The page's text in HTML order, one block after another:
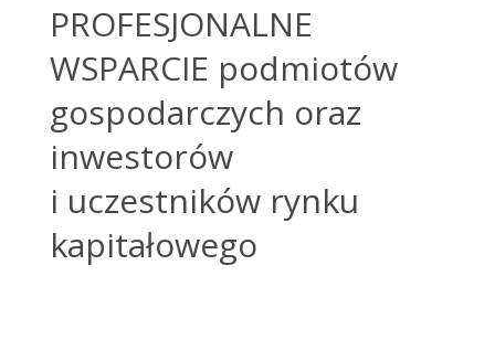
PROFESJONALNE
WSPARCIE podmiotów
gospodarczych oraz
inwestorów
i uczestników rynku
kapitałowego